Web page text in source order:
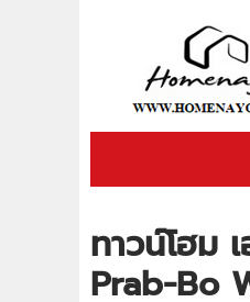
ทาวน์โฮม
Prab-Bo